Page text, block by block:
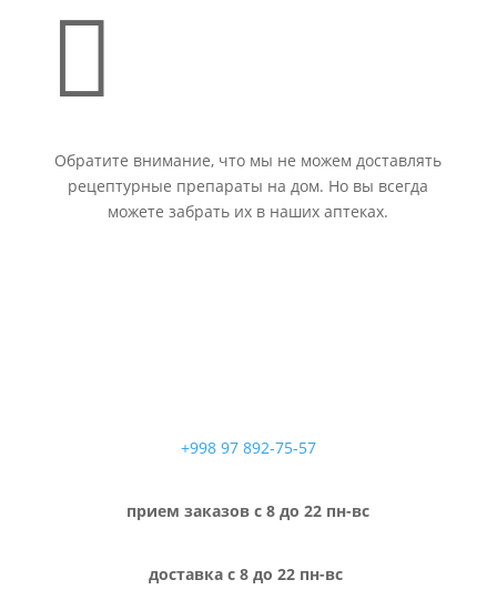

Обратите внимание, что мы не можем доставлять
рецептурные препараты на дом. Но вы всегда
можете забрать их в наших аптеках.
+998 97 892-75-57
прием заказов с 8 до 22 пн-вс
доставка с 8 до 22 пн-вс